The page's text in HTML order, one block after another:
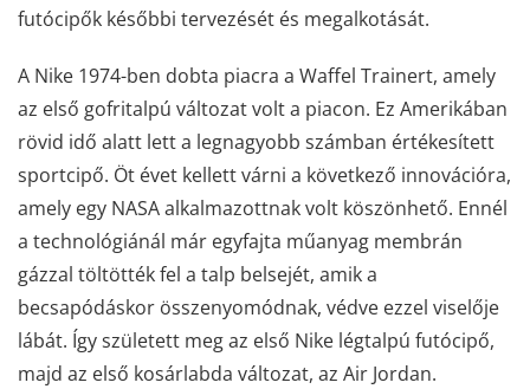
futócipők későbbi tervezését és megalkotását.
A Nike 1974-ben dobta piacra a Waffel Trainert, amely
az első gofritalpú változat volt a piacon. Ez Amerikában
rövid idő alatt lett a legnagyobb számban értékesített
sportcipő. Öt évet kellett várni a következő innovációra,
amely egy NASA alkalmazottnak volt köszönhető. Ennél
a technológiánál már egyfajta műanyag membrán
gázzal töltötték fel a talp belsejét, amik a
becsapódáskor összenyomódnak, védve ezzel viselője
lábát. Így született meg az első Nike légtalpú futócipő,
majd az első kosárlabda változat, az Air Jordan.